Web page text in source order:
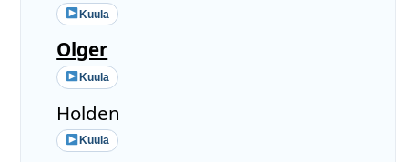
Kuula
Olger
Kuula
Holden
Kuula